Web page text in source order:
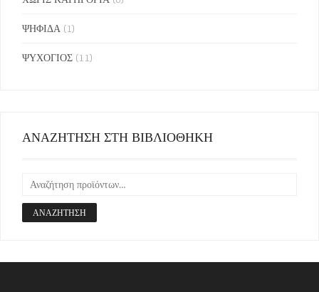
ΨΗΦΙΔΑ (1)
ΨΥΧΟΓΙΟΣ (11)
ΑΝΑΖΗΤΗΣΗ ΣΤΗ ΒΙΒΛΙΟΘΗΚΗ
ΑΝΑΖΉΤΗΣΗ